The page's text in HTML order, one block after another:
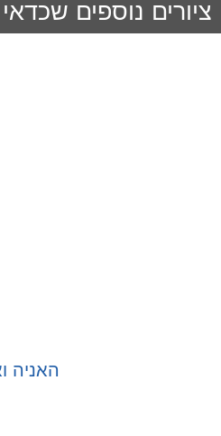
ציורים נוספים
האניה